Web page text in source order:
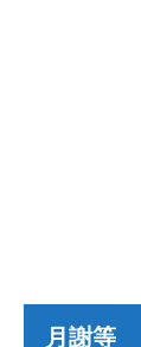
月謝等